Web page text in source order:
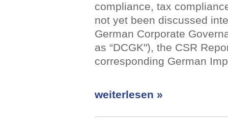
compliance, tax
not yet been discussed
German Corporate
as “DCGK"), the CSR
corresponding German
weiterlesen »